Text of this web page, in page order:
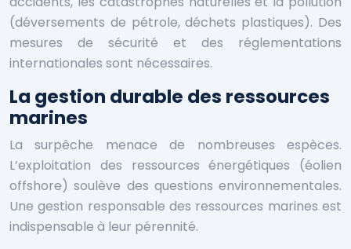
(déversements de pétrole, déchets plastiques). Des
mesures de sécurité et des réglementations
internationales sont nécessaires.
La gestion durable des ressources
marines
La surpêche menace de nombreuses espèces.
L’exploitation des ressources énergétiques (éolien
offshore) soulève des questions environnementales.
Une gestion responsable des ressources marines est
indispensable à leur pérennité.